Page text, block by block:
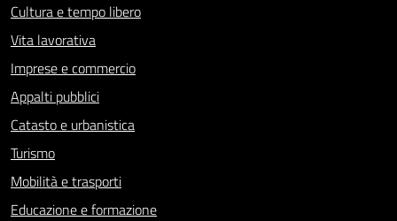
Cultura e tempo libero
Vita lavorativa
Imprese e commercio
Appalti pubblici
Catasto e urbanistica
Turismo
Mobilità e trasporti
Educazione e formazione